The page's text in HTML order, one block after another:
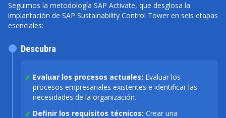
Seguimos la metodología SAP Activate, que desglosa la
implantación de SAP Sustainability Control Tower en seis etapas
esenciales:
Evaluar los procesos actuales: Evaluar los
procesos empresariales existentes e identificar las
necesidades de la organización.
Definir los requisitos técnicos: Crear una
Descubra